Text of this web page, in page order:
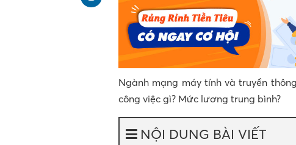
Ngành mạng máy tính và truyền
công việc gì? Mức lương trung bình?
NỘI DUNG BÀI VIẾT